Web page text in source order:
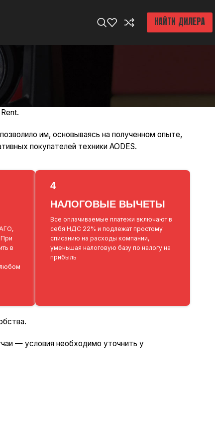
НАЙТИ ДИЛЕРА
.
им, основываясь на полученном опыте,
покупателей техники AODES.
в
4
НАЛОГОВЫЕ ВЫЧЕТЫ
Все оплачиваемые платежи включают в
себя НДС 22% и подлежат простому
списанию на расходы компании,
уменьшая налоговую базу по налогу на
прибыль
— условия необходимо уточнить у